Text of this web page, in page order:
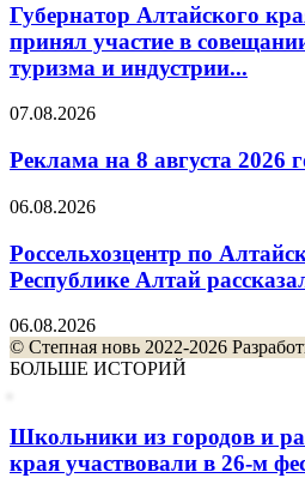
Губернатор Алтайского
принял участие в
туризма и индустрии...
07.08.2026
Реклама на 8 августа 2026
06.08.2026
Россельхозцентр по
Республике Алтай
06.08.2026
© Степная новь 2022-2026
БОЛЬШЕ ИСТОРИЙ
Школьники из городов и
края участвовали в 26-м